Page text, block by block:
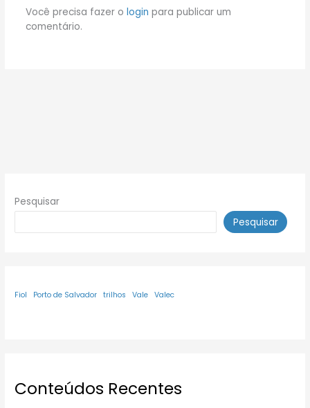
Você precisa fazer o login para publicar um
comentário.
Pesquisar
Pesquisar
Fiol Porto de Salvador trilhos Vale Valec
Conteúdos Recentes